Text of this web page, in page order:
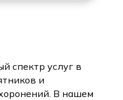
спектр услуг в
и
В нашем